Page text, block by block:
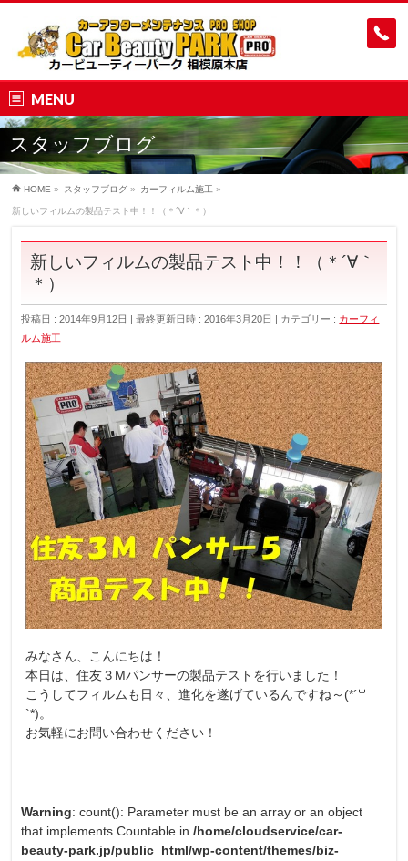
MENU
スタッフブログ
HOME » スタッフブログ » カーフィルム施工 »
新しいフィルムの製品テスト中！！（＊´∀｀＊）
新しいフィルムの製品テスト中！！（＊´∀｀
＊）
投稿日 : 2014年9月12日 最終更新日時 : 2016年3月20日 カテゴリー : カーフィ
ルム施工
みなさん、こんにちは！
本日は、住友３Mパンサーの製品テストを行いました！
こうしてフィルムも日々、進化を遂げているんですね～(*´꒳
`*)。
お気軽にお問い合わせください！
Warning: count(): Parameter must be an array or an object
that implements Countable in/home/cloudservice/car-
beauty-park.jp/public_html/wp-content/themes/biz-